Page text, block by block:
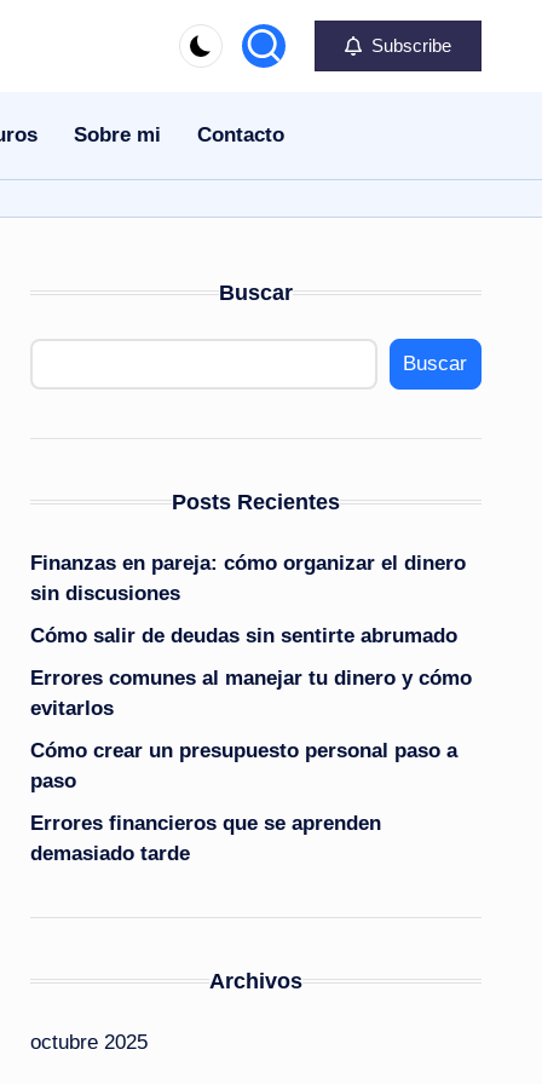
Subscribe
Sobre mi Contacto
Buscar
Buscar
Posts Recientes
Finanzas en pareja: cómo organizar el dinero
sin discusiones
Cómo salir de deudas sin sentirte abrumado
Errores comunes al manejar tu dinero y cómo
evitarlos
Cómo crear un presupuesto personal paso a
paso
Errores financieros que se aprenden
demasiado tarde
Archivos
octubre 2025